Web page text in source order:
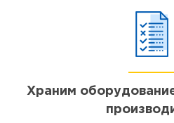
Храним